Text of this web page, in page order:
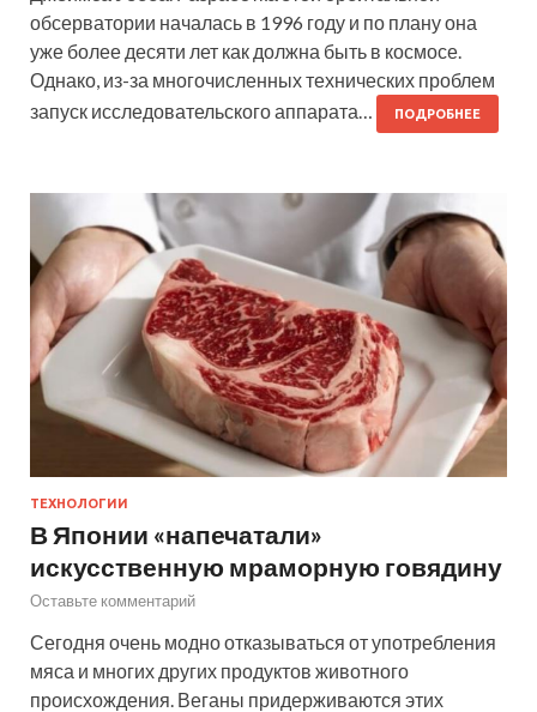
обсерватории началась в 1996 году и по плану она
уже более десяти лет как должна быть в космосе.
Однако, из-за многочисленных технических проблем
запуск исследовательского аппарата…
ПОДРОБНЕЕ
ТЕХНОЛОГИИ
В Японии «напечатали»
искусственную мраморную говядину
Оставьте комментарий
Сегодня очень модно отказываться от употребления
мяса и многих других продуктов животного
происхождения. Веганы придерживаются этих